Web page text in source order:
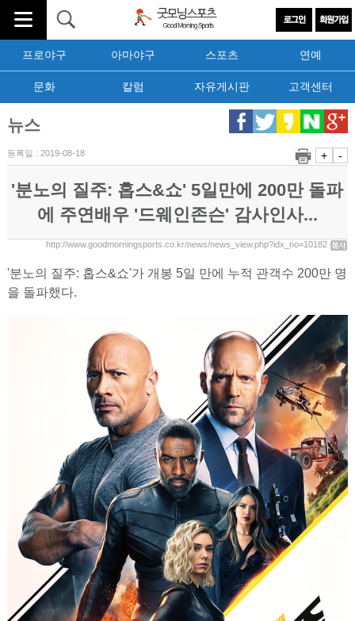
프로야구 아마야구 스포츠 연예
문화 칼럼 자유게시판 고객센터
뉴스
등록일 : 2019-08-18 + -
'분노의 질주: 홉스&쇼' 5일만에 200만 돌파
에 주연배우 '드웨인존슨' 감사인사...
http://www.goodmorningsports.co.kr/news/news_view.php?idx_no=10182
'분노의 질주: 홉스&쇼'가 개봉 5일 만에 누적 관객수 200만 명
을 돌파했다.